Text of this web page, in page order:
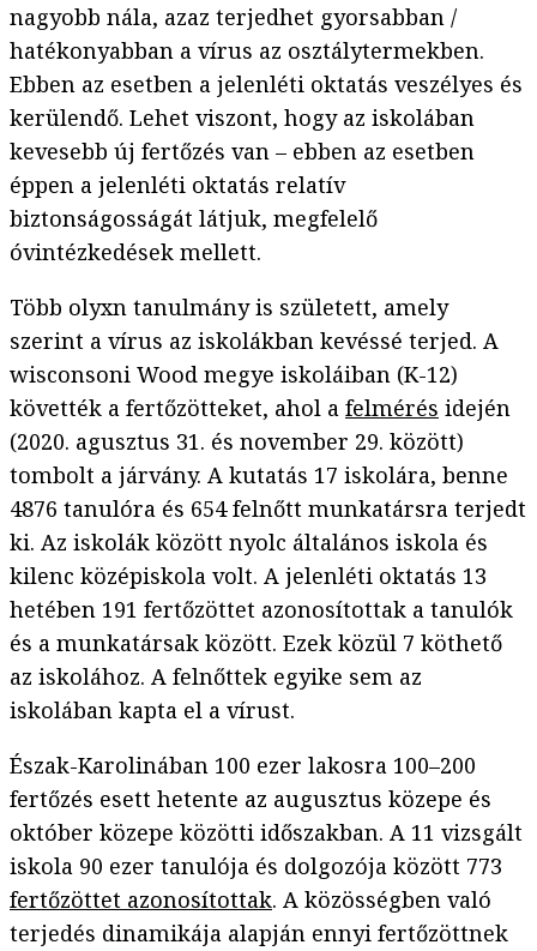
nagyobb nála, azaz terjedhet gyorsabban /
hatékonyabban a vírus az osztálytermekben.
Ebben az esetben a jelenléti oktatás veszélyes és
kerülendő. Lehet viszont, hogy az iskolában
kevesebb új fertőzés van – ebben az esetben
éppen a jelenléti oktatás relatív
biztonságosságát látjuk, megfelelő
óvintézkedések mellett.
Több olyxn tanulmány is született, amely
szerint a vírus az iskolákban kevéssé terjed. A
wisconsoni Wood megye iskoláiban (K-12)
követték a fertőzötteket, ahol a felmérés idején
(2020. agusztus 31. és november 29. között)
tombolt a járvány. A kutatás 17 iskolára, benne
4876 tanulóra és 654 felnőtt munkatársra terjedt
ki. Az iskolák között nyolc általános iskola és
kilenc középiskola volt. A jelenléti oktatás 13
hetében 191 fertőzöttet azonosítottak a tanulók
és a munkatársak között. Ezek közül 7 köthető
az iskolához. A felnőttek egyike sem az
iskolában kapta el a vírust.
Észak-Karolinában 100 ezer lakosra 100–200
fertőzés esett hetente az augusztus közepe és
október közepe közötti időszakban. A 11 vizsgált
iskola 90 ezer tanulója és dolgozója között 773
fertőzöttet azonosítottak. A közösségben való
terjedés dinamikája alapján ennyi fertőzöttnek